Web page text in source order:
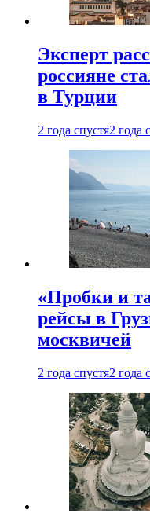
Эксперт
россияне
в Турции
2 года спустя2 года
«Пробки и
рейсы в
москвичей
2 года спустя2 года